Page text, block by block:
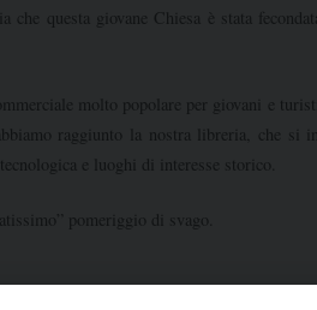
questa giovane Chiesa è stata
molto popolare per giovani e
raggiunto la nostra libreria, che si
e luoghi di interesse storico.
pomeriggio di svago.